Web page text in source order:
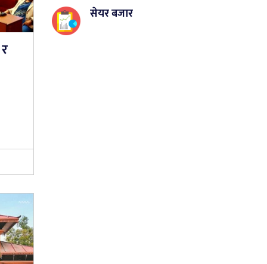
सेयर बजार